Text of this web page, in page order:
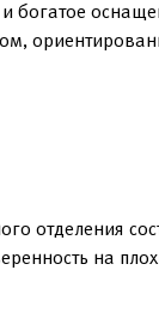
богатое
отделения
на